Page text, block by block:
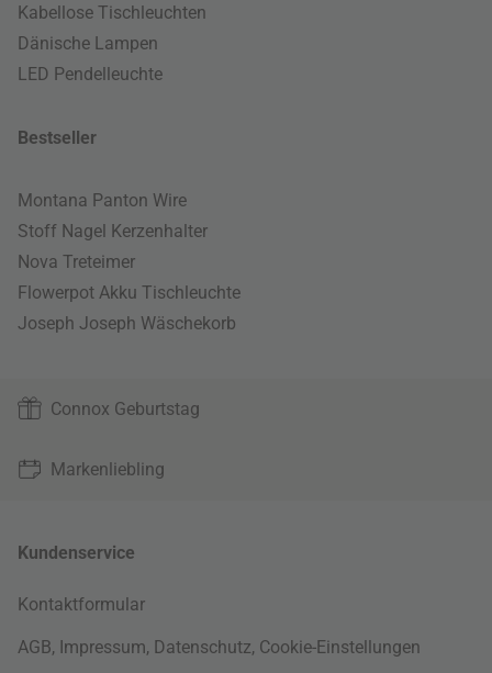
Kabellose Tischleuchten
Dänische Lampen
LED Pendelleuchte
Bestseller
Montana Panton Wire
Stoff Nagel Kerzenhalter
Nova Treteimer
Flowerpot Akku Tischleuchte
Joseph Joseph Wäschekorb
Connox Geburtstag
Markenliebling
Kundenservice
Kontaktformular
AGB, Impressum, Datenschutz, Cookie-Einstellungen